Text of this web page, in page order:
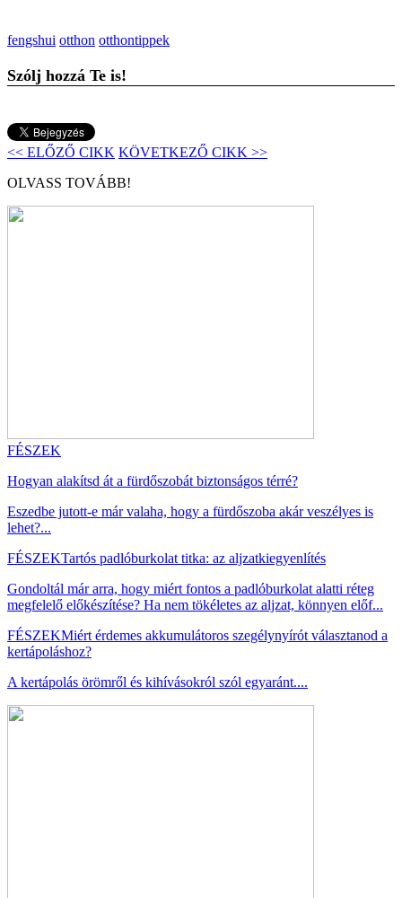
fengshui otthon otthontippek
Szólj hozzá Te is!
<< ELŐZŐ CIKK KÖVETKEZŐ CIKK >>
OLVASS TOVÁBB!
FÉSZEK
Hogyan alakítsd át a fürdőszobát biztonságos térré?
Eszedbe jutott-e már valaha, hogy a fürdőszoba akár veszélyes is
lehet?...
FÉSZEKTartós padlóburkolat titka: az aljzatkiegyenlítés
Gondoltál már arra, hogy miért fontos a padlóburkolat alatti réteg
megfelelő előkészítése? Ha nem tökéletes az aljzat, könnyen előf...
FÉSZEKMiért érdemes akkumulátoros szegélynyírót választanod a
kertápoláshoz?
A kertápolás örömről és kihívásokról szól egyaránt....